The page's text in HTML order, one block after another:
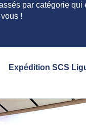
par catégorie
!
Expédition SCS
Côtes Indiennes